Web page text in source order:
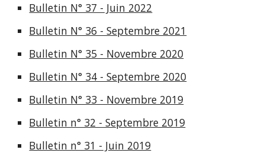
Bulletin N° 37 - Juin 2022
Bulletin N° 36 - Septembre 2021
Bulletin N° 35 - Novembre 2020
Bulletin N° 34 - Septembre 2020
Bulletin N° 33 - Novembre 2019
Bulletin n° 32 - Septembre 2019
Bulletin n° 31 - Juin 2019